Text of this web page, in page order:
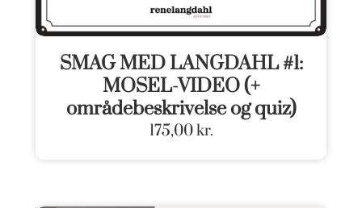
SMAG MED LANGDAHL #1:
MOSEL-VIDEO (+
områdebeskrivelse og quiz)
175,00kr.